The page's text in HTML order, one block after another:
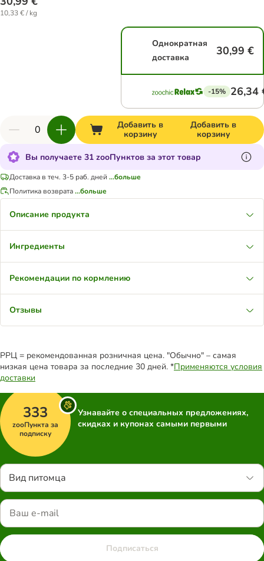
10,33 € / kg
Однократная
доставка
30,99 €
-15% 26,34
Добавить в
корзину
Добавить в
корзину
Вы получаете 31 zooПунктов за этот товар
Доставка в теч. 3-5 раб. дней ...больше
Политика возврата...больше
Описание продукта
Ингредиенты
Рекомендации по кормлению
Отзывы
РРЦ = рекомендованная розничная цена. "Обычно" – самая
низкая цена товара за последние 30 дней. *Применяются условия
доставки
333
zooПункта за
подписку
Узнавайте о специальных предложениях,
скидках и купонах самыми первыми
Вид питомца
Подписаться